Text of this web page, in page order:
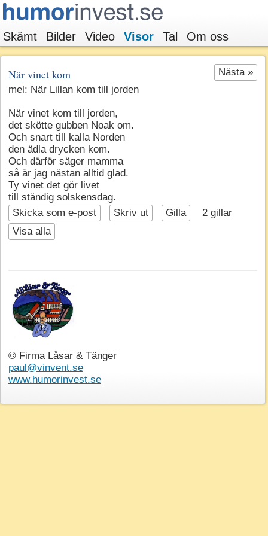
Skämt Bilder Video Visor Tal Om oss
Nästa »
När vinet kom
mel: När Lillan kom till jorden
När vinet kom till jorden,
det skötte gubben Noak om.
Och snart till kalla Norden
den ädla drycken kom.
Och därför säger mamma
så är jag nästan alltid glad.
Ty vinet det gör livet
till ständig solskensdag.
Skicka som e-post
Skriv ut Gilla 2 gillar
Visa alla
© Firma Låsar & Tänger
paul@vinvent.se
www.humorinvest.se